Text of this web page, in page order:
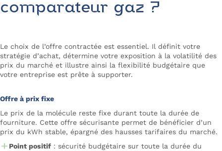
comparateur gaz ?
Le choix de l’offre contractée est essentiel. Il définit votre
stratégie d’achat, détermine votre exposition à la volatilité des
prix du marché et illustre ainsi la flexibilité budgétaire que
votre entreprise est prête à supporter.
Offre à prix fixe
Le prix de la molécule reste fixe durant toute la durée de
fourniture. Cette offre sécurisante permet de bénéficier d’un
prix du kWh stable, épargné des hausses tarifaires du marché.
Point positif: sécurité budgétaire sur toute la durée du